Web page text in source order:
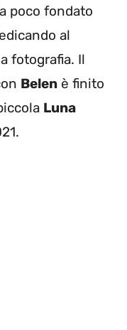
poco fondato
al
fotografia. Il
Belen è finito
Luna